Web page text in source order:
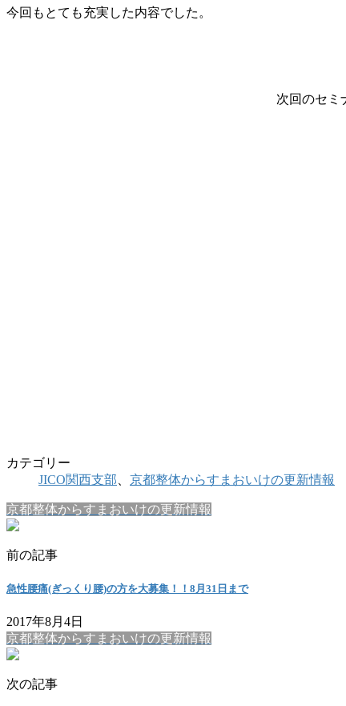
今回もとても充実した内容でした。
次回のセミ
カテゴリー
JICO関西支部
京都整体からすまおいけの更新情報
京都整体からすまおいけの更新情報
前の記事
急性腰痛(ぎっくり腰)の方を大募集！！8月31日まで
2017年8月4日
京都整体からすまおいけの更新情報
次の記事